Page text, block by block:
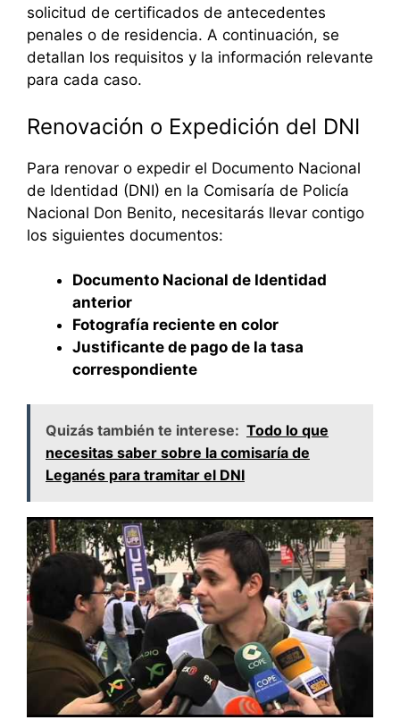
solicitud de certificados de antecedentes
penales o de residencia. A continuación, se
detallan los requisitos y la información relevante
para cada caso.
Renovación o Expedición del DNI
Para renovar o expedir el Documento Nacional
de Identidad (DNI) en la Comisaría de Policía
Nacional Don Benito, necesitarás llevar contigo
los siguientes documentos:
Documento Nacional de Identidad
anterior
Fotografía reciente en color
Justificante de pago de la tasa
correspondiente
Quizás también te interese: Todo lo que
necesitas saber sobre la comisaría de
Leganés para tramitar el DNI